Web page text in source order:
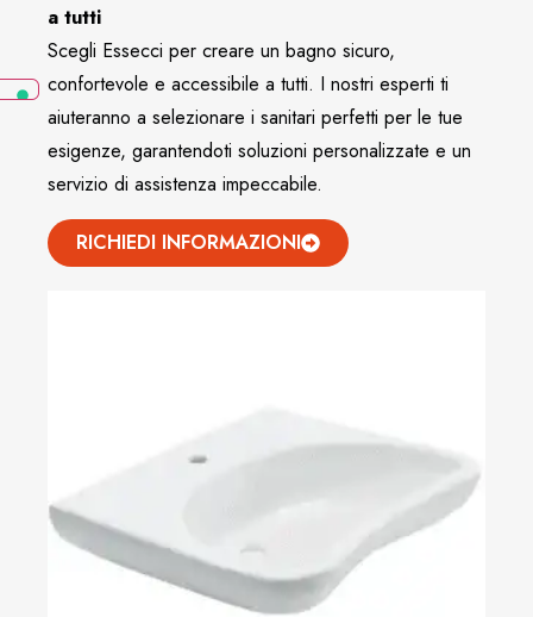
a tutti
Scegli Essecci per creare un bagno sicuro,
confortevole e accessibile a tutti. I nostri esperti ti
aiuteranno a selezionare i sanitari perfetti per le tue
esigenze, garantendoti soluzioni personalizzate e un
servizio di assistenza impeccabile.
RICHIEDI INFORMAZIONI